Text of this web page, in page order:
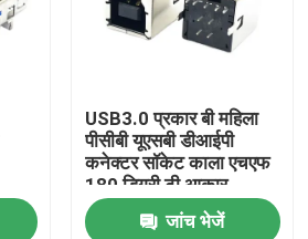
USB3.0 प्रकार बी महिला
पीसीबी यूएसबी डीआईपी
कनेक्टर सॉकेट काला एचएफ
180 डिग्री टी आकार
जांच भेजें